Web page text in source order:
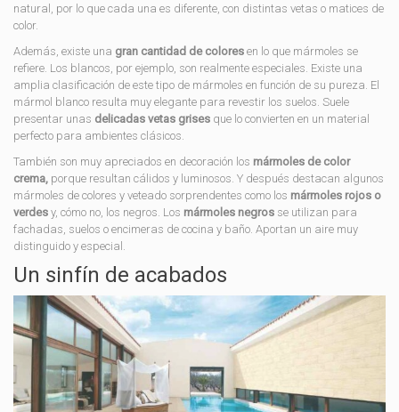
natural, por lo que cada una es diferente, con distintas vetas o matices de
color.
Además, existe una gran cantidad de colores en lo que mármoles se
refiere. Los blancos, por ejemplo, son realmente especiales. Existe una
amplia clasificación de este tipo de mármoles en función de su pureza. El
mármol blanco resulta muy elegante para revestir los suelos. Suele
presentar unas delicadas vetas grises que lo convierten en un material
perfecto para ambientes clásicos.
También son muy apreciados en decoración los mármoles de color
crema, porque resultan cálidos y luminosos. Y después destacan algunos
mármoles de colores y veteado sorprendentes como los mármoles rojos o
verdes y, cómo no, los negros. Los mármoles negros se utilizan para
fachadas, suelos o encimeras de cocina y baño. Aportan un aire muy
distinguido y especial.
Un sinfín de acabados